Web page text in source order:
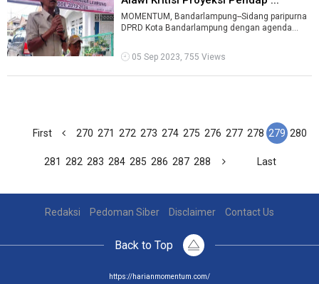
MOMENTUM, Bandarlampung--Sidang paripurna
DPRD Kota Bandarlampung dengan agenda
set ...
05 Sep 2023, 755 Views
First 270 271 272 273 274 275 276 277 278 279 280
281 282 283 284 285 286 287 288 Last
Redaksi Pedoman Siber Disclaimer Contact Us
Back to Top
https://harianmomentum.com/